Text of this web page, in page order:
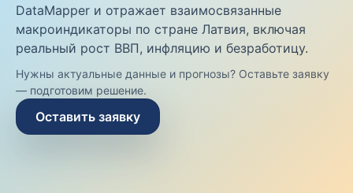
DataMapper и отражает взаимосвязанные
макроиндикаторы по стране Латвия, включая
реальный рост ВВП, инфляцию и безработицу.
Нужны актуальные данные и прогнозы? Оставьте заявку
— подготовим решение.
Оставить заявку